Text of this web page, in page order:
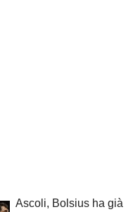
Ascoli, Bolsius ha già